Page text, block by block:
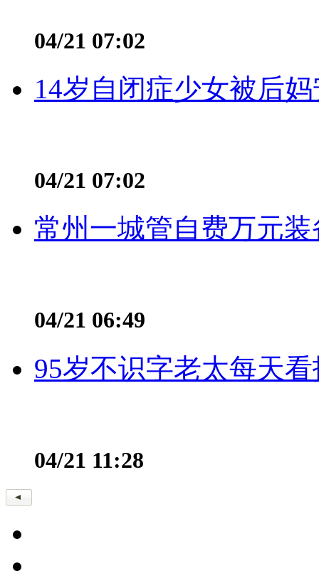
04/21 07:02
14岁自闭症少女被后
04/21 07:02
常州一城管自费万元
04/21 06:49
95岁不识字老太每天
04/21 11:28